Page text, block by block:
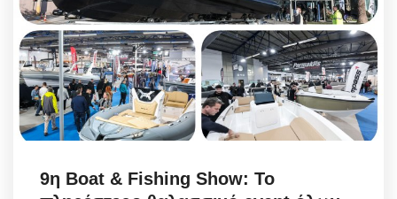
9η Boat & Fishing Show: Το